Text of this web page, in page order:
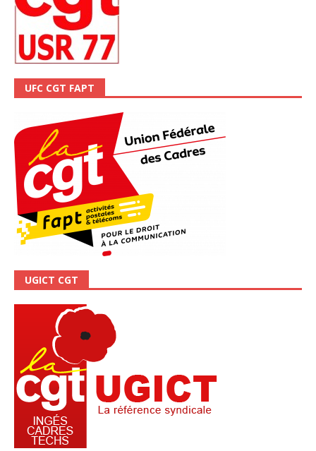
UFC CGT FAPT
UGICT CGT